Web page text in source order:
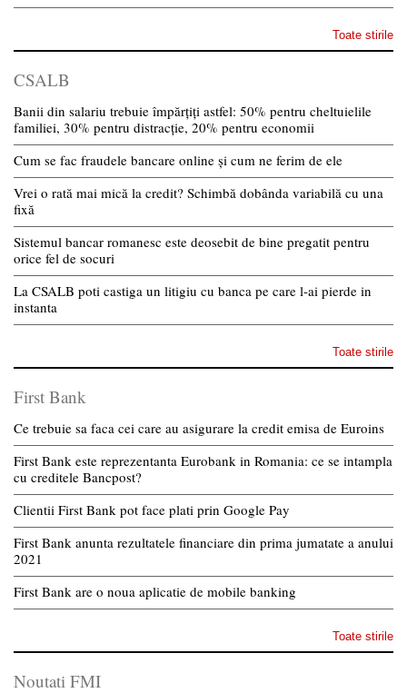
Toate stirile
CSALB
Banii din salariu trebuie împărțiți astfel: 50% pentru cheltuielile
familiei, 30% pentru distracție, 20% pentru economii
Cum se fac fraudele bancare online și cum ne ferim de ele
Vrei o rată mai mică la credit? Schimbă dobânda variabilă cu una
fixă
Sistemul bancar romanesc este deosebit de bine pregatit pentru
orice fel de socuri
La CSALB poti castiga un litigiu cu banca pe care l-ai pierde in
instanta
Toate stirile
First Bank
Ce trebuie sa faca cei care au asigurare la credit emisa de Euroins
First Bank este reprezentanta Eurobank in Romania: ce se intampla
cu creditele Bancpost?
Clientii First Bank pot face plati prin Google Pay
First Bank anunta rezultatele financiare din prima jumatate a anului
2021
First Bank are o noua aplicatie de mobile banking
Toate stirile
Noutati FMI